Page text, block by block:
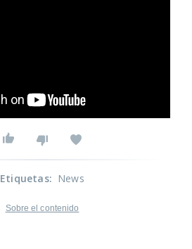
Etiquetas: News
Sobre el contenido